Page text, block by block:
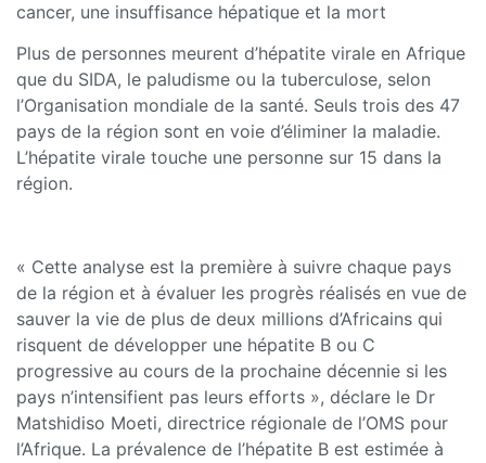
cancer, une insuffisance hépatique et la mort
Plus de personnes meurent d’hépatite virale en Afrique
que du SIDA, le paludisme ou la tuberculose, selon
l’Organisation mondiale de la santé. Seuls trois des 47
pays de la région sont en voie d’éliminer la maladie.
L’hépatite virale touche une personne sur 15 dans la
région.
« Cette analyse est la première à suivre chaque pays
de la région et à évaluer les progrès réalisés en vue de
sauver la vie de plus de deux millions d’Africains qui
risquent de développer une hépatite B ou C
progressive au cours de la prochaine décennie si les
pays n’intensifient pas leurs efforts », déclare le Dr
Matshidiso Moeti, directrice régionale de l’OMS pour
l’Afrique. La prévalence de l’hépatite B est estimée à